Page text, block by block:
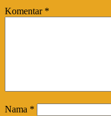
Komentar *
Nama *